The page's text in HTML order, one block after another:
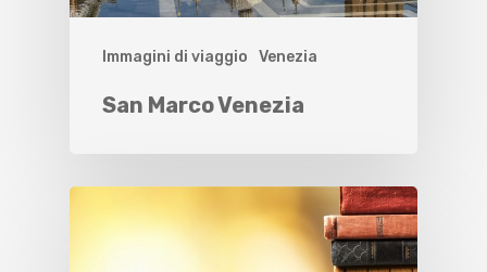
Immagini di viaggio Venezia
San Marco Venezia